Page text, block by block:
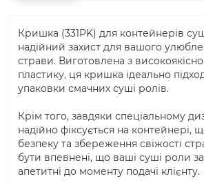
Кришка (331PK) для контейнерів
надійний захист для вашого
страви. Виготовлена з
пластику, ця кришка ідеально
упаковки смачних суші ролів.
Крім того, завдяки спеціальному
надійно фіксується на контейнері,
безпеку та збереження свіжості
бути впевнені, що ваші суші роли
апетитні до моменту подачі клієнту.